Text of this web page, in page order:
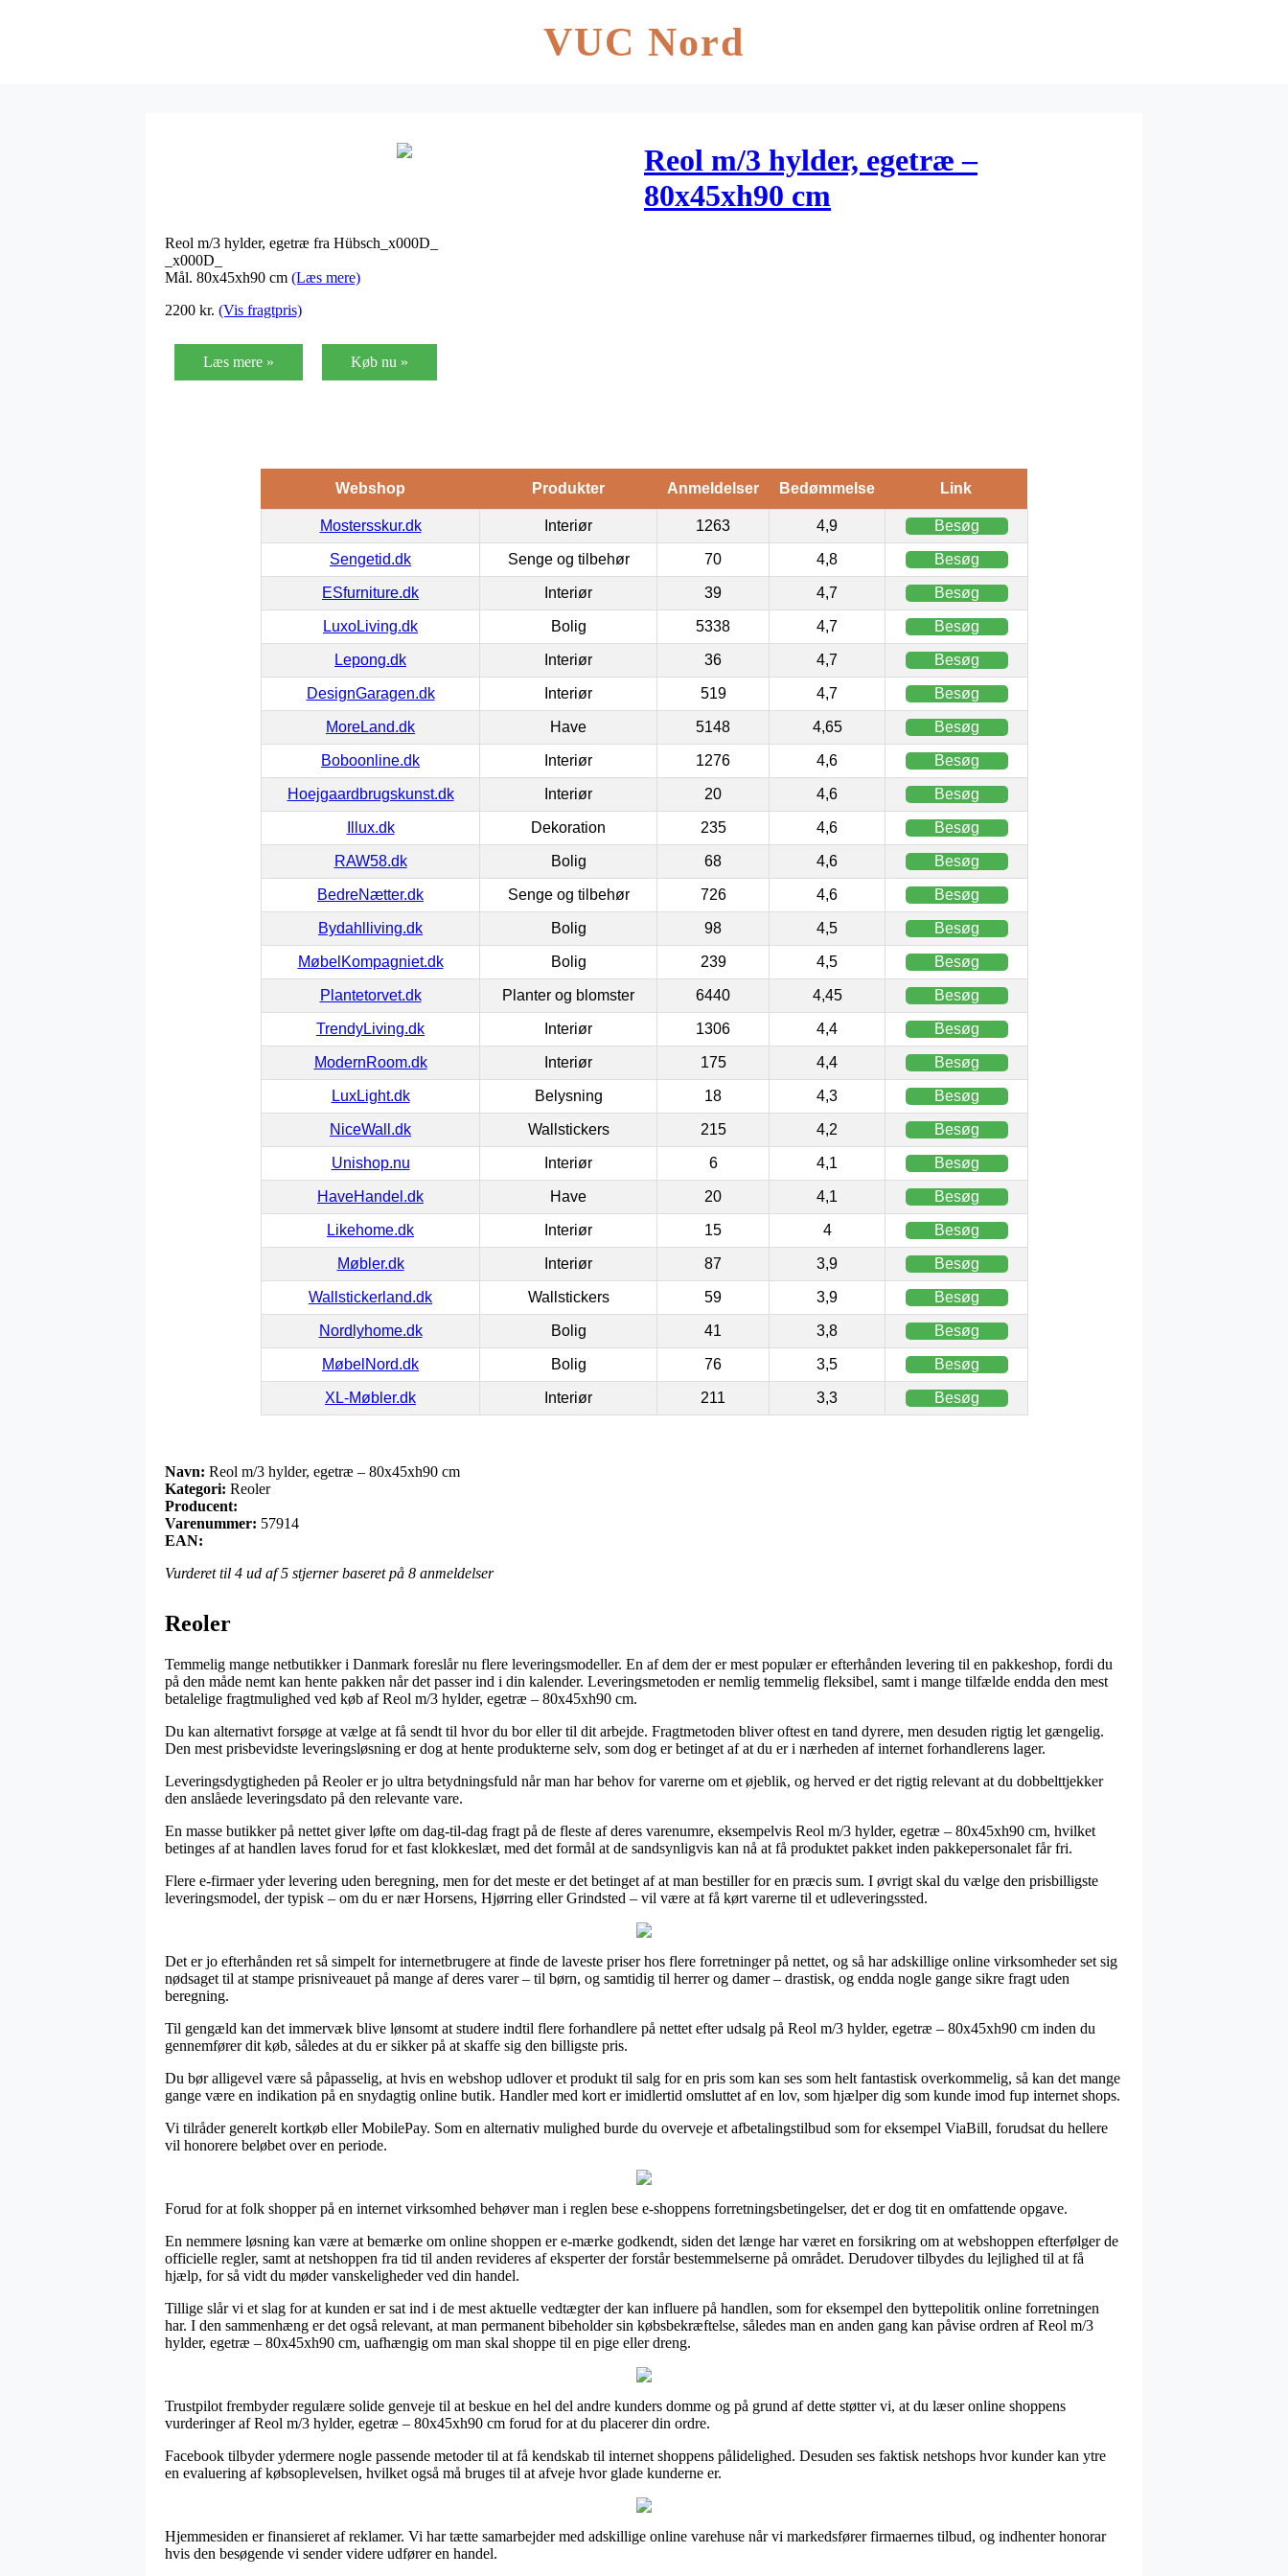
VUC Nord
Reol m/3 hylder, egetræ –
80x45xh90 cm
Reol m/3 hylder, egetræ fra Hübsch_x000D_
_x000D_
Mål. 80x45xh90 cm (Læs mere)
2200 kr. (Vis fragtpris)
Læs mere » Køb nu »
Webshop Produkter Anmeldelser Bedømmelse Link
Mostersskur.dk Interiør 1263 4,9 Besøg
Sengetid.dk Senge og tilbehør 70 4,8 Besøg
ESfurniture.dk Interiør 39 4,7 Besøg
LuxoLiving.dk Bolig 5338 4,7 Besøg
Lepong.dk Interiør 36 4,7 Besøg
DesignGaragen.dk Interiør 519 4,7 Besøg
MoreLand.dk Have 5148 4,65 Besøg
Boboonline.dk Interiør 1276 4,6 Besøg
Hoejgaardbrugskunst.dk Interiør 20 4,6 Besøg
Illux.dk Dekoration 235 4,6 Besøg
RAW58.dk Bolig 68 4,6 Besøg
BedreNætter.dk Senge og tilbehør 726 4,6 Besøg
Bydahlliving.dk Bolig 98 4,5 Besøg
MøbelKompagniet.dk Bolig 239 4,5 Besøg
Plantetorvet.dk Planter og blomster 6440 4,45 Besøg
TrendyLiving.dk Interiør 1306 4,4 Besøg
ModernRoom.dk Interiør 175 4,4 Besøg
LuxLight.dk Belysning 18 4,3 Besøg
NiceWall.dk Wallstickers 215 4,2 Besøg
Unishop.nu Interiør 6 4,1 Besøg
HaveHandel.dk Have 20 4,1 Besøg
Likehome.dk Interiør 15 4 Besøg
Møbler.dk Interiør 87 3,9 Besøg
Wallstickerland.dk Wallstickers 59 3,9 Besøg
Nordlyhome.dk Bolig 41 3,8 Besøg
MøbelNord.dk Bolig 76 3,5 Besøg
XL-Møbler.dk Interiør 211 3,3 Besøg
Navn: Reol m/3 hylder, egetræ – 80x45xh90 cm
Kategori: Reoler
Producent:
Varenummer: 57914
EAN:
Vurderet til 4 ud af 5 stjerner baseret på 8 anmeldelser
Reoler
Temmelig mange netbutikker i Danmark foreslår nu flere leveringsmodeller. En af dem der er mest populær er efterhånden levering til en pakkeshop, fordi du
på den måde nemt kan hente pakken når det passer ind i din kalender. Leveringsmetoden er nemlig temmelig fleksibel, samt i mange tilfælde endda den mest
betalelige fragtmulighed ved køb af Reol m/3 hylder, egetræ – 80x45xh90 cm.
Du kan alternativt forsøge at vælge at få sendt til hvor du bor eller til dit arbejde. Fragtmetoden bliver oftest en tand dyrere, men desuden rigtig let gængelig.
Den mest prisbevidste leveringsløsning er dog at hente produkterne selv, som dog er betinget af at du er i nærheden af internet forhandlerens lager.
Leveringsdygtigheden på Reoler er jo ultra betydningsfuld når man har behov for varerne om et øjeblik, og herved er det rigtig relevant at du dobbelttjekker
den anslåede leveringsdato på den relevante vare.
En masse butikker på nettet giver løfte om dag-til-dag fragt på de fleste af deres varenumre, eksempelvis Reol m/3 hylder, egetræ – 80x45xh90 cm, hvilket
betinges af at handlen laves forud for et fast klokkeslæt, med det formål at de sandsynligvis kan nå at få produktet pakket inden pakkepersonalet får fri.
Flere e-firmaer yder levering uden beregning, men for det meste er det betinget af at man bestiller for en præcis sum. I øvrigt skal du vælge den prisbilligste
leveringsmodel, der typisk – om du er nær Horsens, Hjørring eller Grindsted – vil være at få kørt varerne til et udleveringssted.
Det er jo efterhånden ret så simpelt for internetbrugere at finde de laveste priser hos flere forretninger på nettet, og så har adskillige online virksomheder set sig
nødsaget til at stampe prisniveauet på mange af deres varer – til børn, og samtidig til herrer og damer – drastisk, og endda nogle gange sikre fragt uden
beregning.
Til gengæld kan det immervæk blive lønsomt at studere indtil flere forhandlere på nettet efter udsalg på Reol m/3 hylder, egetræ – 80x45xh90 cm inden du
gennemfører dit køb, således at du er sikker på at skaffe sig den billigste pris.
Du bør alligevel være så påpasselig, at hvis en webshop udlover et produkt til salg for en pris som kan ses som helt fantastisk overkommelig, så kan det mange
gange være en indikation på en snydagtig online butik. Handler med kort er imidlertid omsluttet af en lov, som hjælper dig som kunde imod fup internet shops.
Vi tilråder generelt kortkøb eller MobilePay. Som en alternativ mulighed burde du overveje et afbetalingstilbud som for eksempel ViaBill, forudsat du hellere
vil honorere beløbet over en periode.
Forud for at folk shopper på en internet virksomhed behøver man i reglen bese e-shoppens forretningsbetingelser, det er dog tit en omfattende opgave.
En nemmere løsning kan være at bemærke om online shoppen er e-mærke godkendt, siden det længe har været en forsikring om at webshoppen efterfølger de
officielle regler, samt at netshoppen fra tid til anden revideres af eksperter der forstår bestemmelserne på området. Derudover tilbydes du lejlighed til at få
hjælp, for så vidt du møder vanskeligheder ved din handel.
Tillige slår vi et slag for at kunden er sat ind i de mest aktuelle vedtægter der kan influere på handlen, som for eksempel den byttepolitik online forretningen
har. I den sammenhæng er det også relevant, at man permanent bibeholder sin købsbekræftelse, således man en anden gang kan påvise ordren af Reol m/3
hylder, egetræ – 80x45xh90 cm, uafhængig om man skal shoppe til en pige eller dreng.
Trustpilot frembyder regulære solide genveje til at beskue en hel del andre kunders domme og på grund af dette støtter vi, at du læser online shoppens
vurderinger af Reol m/3 hylder, egetræ – 80x45xh90 cm forud for at du placerer din ordre.
Facebook tilbyder ydermere nogle passende metoder til at få kendskab til internet shoppens pålidelighed. Desuden ses faktisk netshops hvor kunder kan ytre
en evaluering af købsoplevelsen, hvilket også må bruges til at afveje hvor glade kunderne er.
Hjemmesiden er finansieret af reklamer. Vi har tætte samarbejder med adskillige online varehuse når vi markedsfører firmaernes tilbud, og indhenter honorar
hvis den besøgende vi sender videre udfører en handel.